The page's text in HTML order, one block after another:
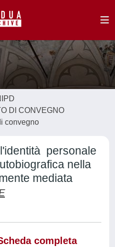
DI CONVEGNO
convegno
personale
nella
mediata
completa